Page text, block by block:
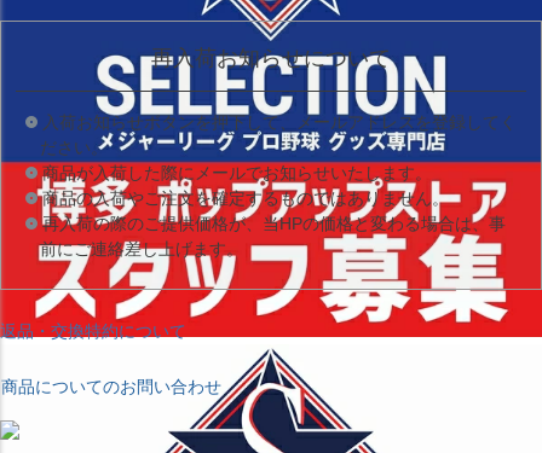
再入荷お知らせについて
入荷お知らせボタンを押下して、メールアドレスを登録してく
ださい。
商品が入荷した際にメールでお知らせいたします。
商品の入荷やご注文を確定するものではありません。
再入荷の際のご提供価格が、当HPの価格と変わる場合は、事
前にご連絡差し上げます。
返品・交換特約について
商品についてのお問い合わせ